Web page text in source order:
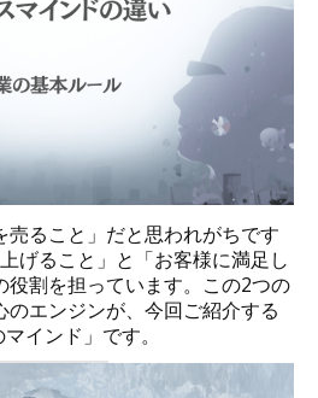
売ること」だと思われがちです
げること」と「お客様に満足し
役割を担っています。この2つの
エンジンが、今回ご紹介する
マインド」です。